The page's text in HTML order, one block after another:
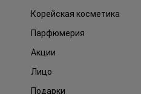
Корейская косметика
Парфюмерия
Акции
Лицо
Подарки